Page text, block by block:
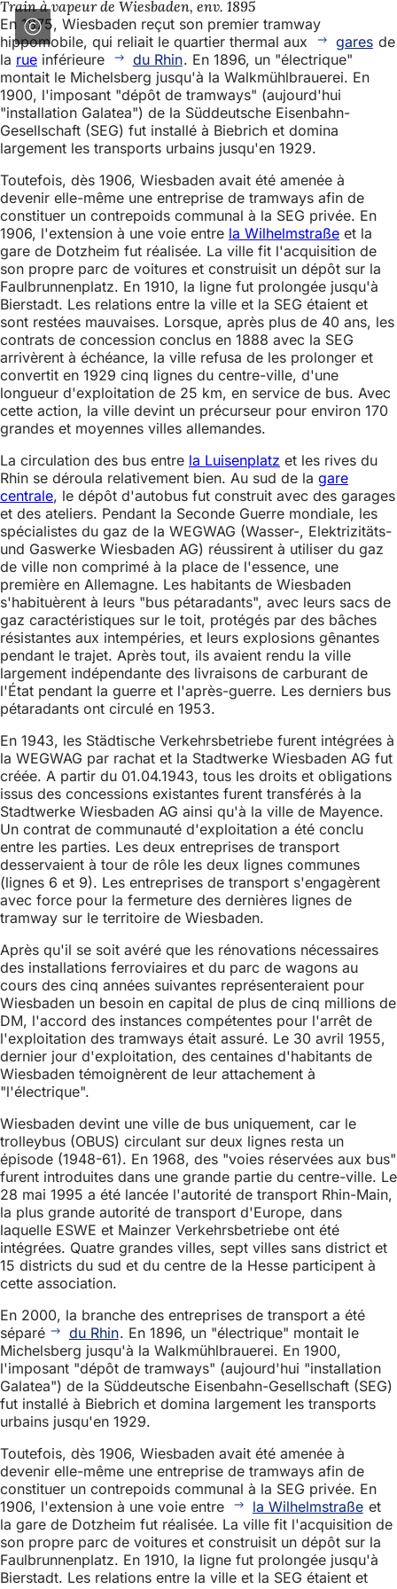
Train à vapeur de Wiesbaden, env. 1895
En 1875, Wiesbaden reçut son premier tramway
hippomobile, qui reliait le quartier thermal aux
gares de
la rue inférieure du Rhin. En 1896, un "électrique"
montait le Michelsberg jusqu'à la Walkmühlbrauerei. En
1900, l'imposant "dépôt de tramways" (aujourd'hui
"installation Galatea") de la Süddeutsche Eisenbahn-
Gesellschaft (SEG) fut installé à Biebrich et domina
largement les transports urbains jusqu'en 1929.
Toutefois, dès 1906, Wiesbaden avait été amenée à
devenir elle-même une entreprise de tramways afin de
constituer un contrepoids communal à la SEG privée. En
1906, l'extension à une voie entre la Wilhelmstraße et la
gare de Dotzheim fut réalisée. La ville fit l'acquisition de
son propre parc de voitures et construisit un dépôt sur la
Faulbrunnenplatz. En 1910, la ligne fut prolongée jusqu'à
Bierstadt. Les relations entre la ville et la SEG étaient et
sont restées mauvaises. Lorsque, après plus de 40 ans, les
contrats de concession conclus en 1888 avec la SEG
arrivèrent à échéance, la ville refusa de les prolonger et
convertit en 1929 cinq lignes du centre-ville, d'une
longueur d'exploitation de 25 km, en service de bus. Avec
cette action, la ville devint un précurseur pour environ 170
grandes et moyennes villes allemandes.
La circulation des bus entre la Luisenplatz et les rives du
Rhin se déroula relativement bien. Au sud de la gare
centrale, le dépôt d'autobus fut construit avec des garages
et des ateliers. Pendant la Seconde Guerre mondiale, les
spécialistes du gaz de la WEGWAG (Wasser-, Elektrizitäts-
und Gaswerke Wiesbaden AG) réussirent à utiliser du gaz
de ville non comprimé à la place de l'essence, une
première en Allemagne. Les habitants de Wiesbaden
s'habituèrent à leurs "bus pétaradants", avec leurs sacs de
gaz caractéristiques sur le toit, protégés par des bâches
résistantes aux intempéries, et leurs explosions gênantes
pendant le trajet. Après tout, ils avaient rendu la ville
largement indépendante des livraisons de carburant de
l'État pendant la guerre et l'après-guerre. Les derniers bus
pétaradants ont circulé en 1953.
En 1943, les Städtische Verkehrsbetriebe furent intégrées à
la WEGWAG par rachat et la Stadtwerke Wiesbaden AG fut
créée. A partir du 01.04.1943, tous les droits et obligations
issus des concessions existantes furent transférés à la
Stadtwerke Wiesbaden AG ainsi qu'à la ville de Mayence.
Un contrat de communauté d'exploitation a été conclu
entre les parties. Les deux entreprises de transport
desservaient à tour de rôle les deux lignes communes
(lignes 6 et 9). Les entreprises de transport s'engagèrent
avec force pour la fermeture des dernières lignes de
tramway sur le territoire de Wiesbaden.
Après qu'il se soit avéré que les rénovations nécessaires
des installations ferroviaires et du parc de wagons au
cours des cinq années suivantes représenteraient pour
Wiesbaden un besoin en capital de plus de cinq millions de
DM, l'accord des instances compétentes pour l'arrêt de
l'exploitation des tramways était assuré. Le 30 avril 1955,
dernier jour d'exploitation, des centaines d'habitants de
Wiesbaden témoignèrent de leur attachement à
"l'électrique".
Wiesbaden devint une ville de bus uniquement, car le
trolleybus (OBUS) circulant sur deux lignes resta un
épisode (1948-61). En 1968, des "voies réservées aux bus"
furent introduites dans une grande partie du centre-ville. Le
28 mai 1995 a été lancée l'autorité de transport Rhin-Main,
la plus grande autorité de transport d'Europe, dans
laquelle ESWE et Mainzer Verkehrsbetriebe ont été
intégrées. Quatre grandes villes, sept villes sans district et
15 districts du sud et du centre de la Hesse participent à
cette association.
En 2000, la branche des entreprises de transport a été
séparé
du Rhin. En 1896, un "électrique" montait le
Michelsberg jusqu'à la Walkmühlbrauerei. En 1900,
l'imposant "dépôt de tramways" (aujourd'hui "installation
Galatea") de la Süddeutsche Eisenbahn-Gesellschaft (SEG)
fut installé à Biebrich et domina largement les transports
urbains jusqu'en 1929.
Toutefois, dès 1906, Wiesbaden avait été amenée à
devenir elle-même une entreprise de tramways afin de
constituer un contrepoids communal à la SEG privée. En
1906, l'extension à une voie entre
la Wilhelmstraße et
la gare de Dotzheim fut réalisée. La ville fit l'acquisition de
son propre parc de voitures et construisit un dépôt sur la
Faulbrunnenplatz. En 1910, la ligne fut prolongée jusqu'à
Bierstadt. Les relations entre la ville et la SEG étaient et